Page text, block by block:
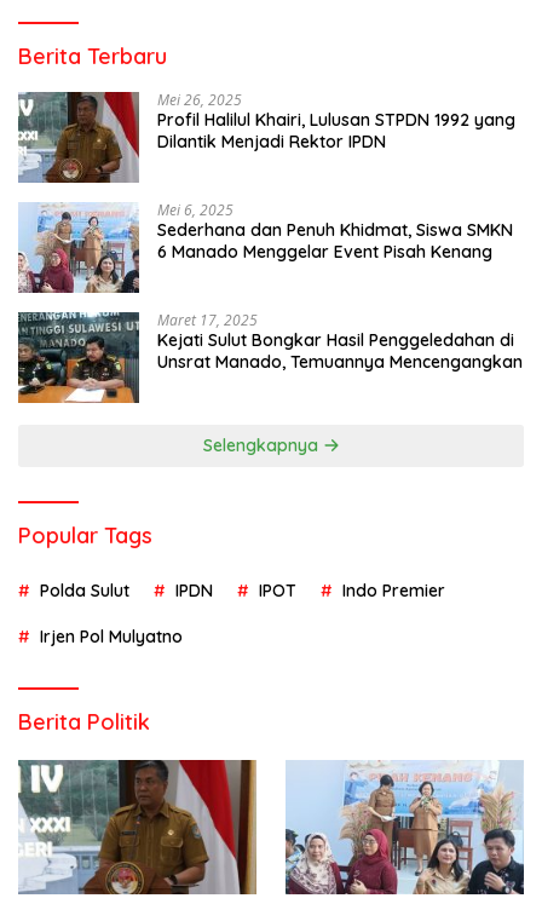
Berita Terbaru
Mei 26, 2025
Profil Halilul Khairi, Lulusan STPDN 1992 yang
Dilantik Menjadi Rektor IPDN
Mei 6, 2025
Sederhana dan Penuh Khidmat, Siswa SMKN
6 Manado Menggelar Event Pisah Kenang
Maret 17, 2025
Kejati Sulut Bongkar Hasil Penggeledahan di
Unsrat Manado, Temuannya Mencengangkan
Selengkapnya
Popular Tags
Polda Sulut IPDN IPOT Indo Premier
Irjen Pol Mulyatno
Berita Politik